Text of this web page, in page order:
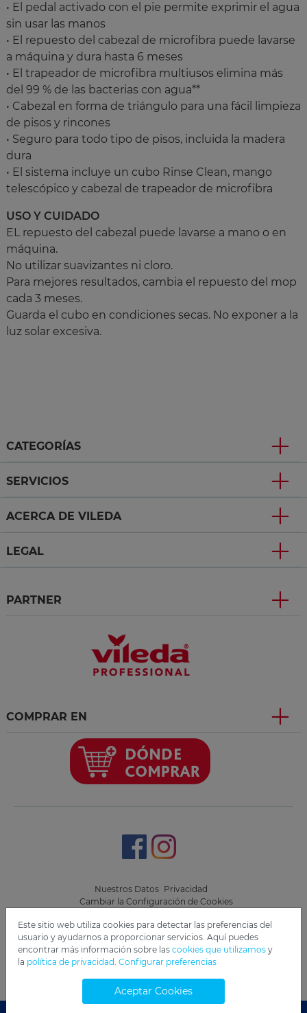
• El pedal activado con el pie permite exprimir el agua
sin usar las manos
• El repuesto del cabezal de microfibra puede lavarse
a máquina y dura hasta 6 meses
• El trapeador de microfibra multiusos elimina más
del 99 % de las bacterias con agua**
• Cabezal en forma de triángulo para una fácil limpieza
de pisos y rincones
• Seguro para todo tipo de pisos, incluida la madera
dura
• El sistema incluye un cubo Rinse Clean, mango
telescópico y cabezal de trapeador de microfibra
USO Y CUIDADO
EL repuesto del cabezal puede lavarse a mano o en
máquina.
No utilizar suavizantes ni cloro.
Para mejores resultados, cambia el repuesto del mop
cada 3 meses.
Guarda el cubo en condiciones secas. No exponer a la
luz solar excesiva.
CATEGORÍAS
SERVICIOS
ACERCA DE VILEDA
LEGAL
PARTNER
COMPRAR EN
Copyright 2019 Freudenberg Home and Cleaning Solutions
GmbH.
Nuestros Datos Privacidad
Cambiar la Configuración de Cookies
Este sitio web utiliza cookies para detectar las preferencias del
usuario y ayudarnos a proporcionar servicios. Aquí puedes
encontrar más información sobre las cookies que utilizamos y
la política de privacidad. Configurar preferencias
Aceptar Cookies